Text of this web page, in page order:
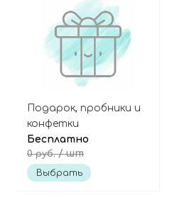
Подарок, пробники и
конфетки
Бесплатно
0 руб./ шт
Выбрать